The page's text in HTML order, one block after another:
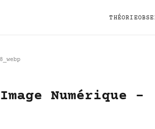
THÉORIE
Numérique -